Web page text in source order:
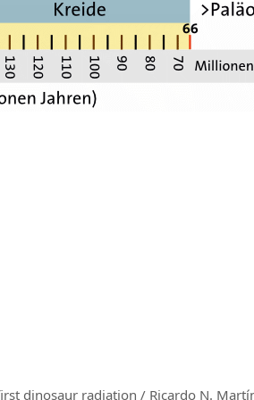
dinosaur radiation / Ricardo N.